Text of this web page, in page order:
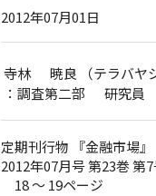
2012年07月01日
寺林 暁良 （テラバヤ
：調査第二部 研究員
定期刊行物 『金融市場』
2012年07月号 第23巻 第
18 ～ 19ページ